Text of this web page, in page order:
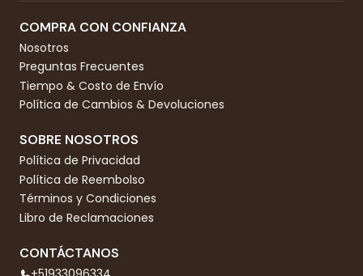
COMPRA CON CONFIANZA
Nosotros
Preguntas Frecuentes
Tiempo & Costo de Envío
Política de Cambios & Devoluciones
SOBRE NOSOTROS
Política de Privacidad
Política de Reembolso
Términos y Condiciones
Libro de Reclamaciones
CONTÁCTANOS